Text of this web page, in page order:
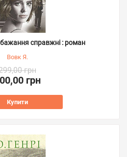
справжні : роман
Вовк Я.
грн
грн
Купити